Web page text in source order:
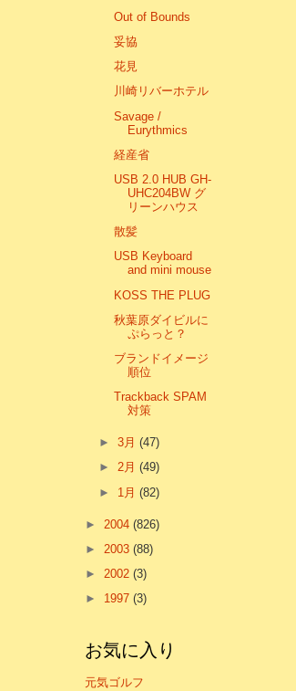
Out of Bounds
妥協
花見
川崎リバーホテル
Savage /
Eurythmics
経産省
USB 2.0 HUB GH-
UHC204BW グ
リーンハウス
散髪
USB Keyboard
and mini mouse
KOSS THE PLUG
秋葉原ダイビルに
ぷらっと？
ブランドイメージ
順位
Trackback SPAM
対策
►3月(47)
►2月(49)
► 1月(82)
► 2004 (826)
► 2003 (88)
► 2002 (3)
► 1997 (3)
お気に入り
元気ゴルフ